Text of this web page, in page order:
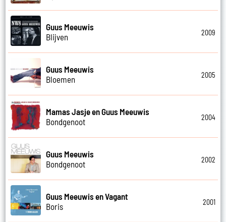
Guus Meeuwis
Blijven
2009
Guus Meeuwis
Bloemen
2005
Mamas Jasje en Guus Meeuwis
Bondgenoot
2004
Guus Meeuwis
Bondgenoot
2002
Guus Meeuwis en Vagant
Boris
2001